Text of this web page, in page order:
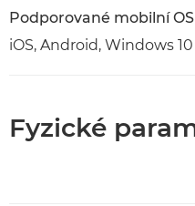
Podporované mobilní OS
iOS, Android, Windows
Fyzické